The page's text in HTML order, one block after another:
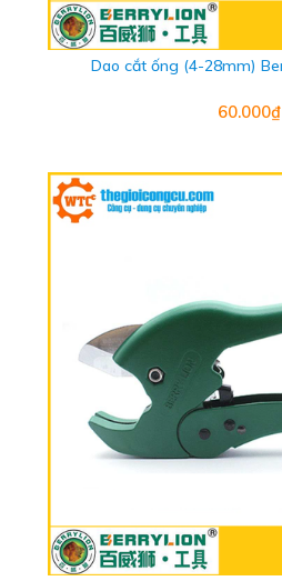
Dao cắt ống (4-28mm)
60.000₫